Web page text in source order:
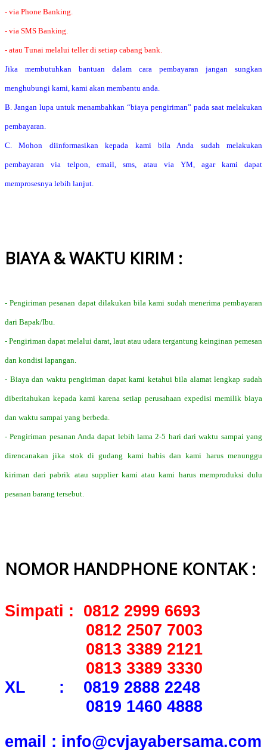
- via Phone Banking.
- via SMS Banking.
- atau Tunai melalui teller di setiap cabang bank.
Jika membutuhkan bantuan dalam cara pembayaran jangan sungkan
menghubungi kami, kami akan membantu anda.
B. Jangan lupa untuk menambahkan “biaya pengiriman” pada saat melakukan
pembayaran.
C. Mohon diinformasikan kepada kami bila Anda sudah melakukan
pembayaran via telpon, email, sms, atau via YM, agar kami dapat
memprosesnya lebih lanjut.
BIAYA & WAKTU KIRIM :
- Pengiriman pesanan dapat dilakukan bila kami sudah menerima pembayaran
dari Bapak/Ibu.
- Pengiriman dapat melalui darat, laut atau udara tergantung keinginan pemesan
dan kondisi lapangan.
- Biaya dan waktu pengiriman dapat kami ketahui bila alamat lengkap sudah
diberitahukan kepada kami karena setiap perusahaan expedisi memilik biaya
dan waktu sampai yang berbeda.
- Pengiriman pesanan Anda dapat lebih lama 2-5 hari dari waktu sampai yang
direncanakan jika stok di gudang kami habis dan kami harus menunggu
kiriman dari pabrik atau supplier kami atau kami harus memproduksi dulu
pesanan barang tersebut.
NOMOR HANDPHONE KONTAK :
Simpati : 0812 2999 6693
0812 2507 7003
0813 3389 2121
0813 3389 3330
XL : 0819 2888 2248
0819 1460 4888
email : info@cvjayabersama.com